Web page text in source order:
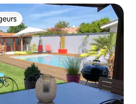
les plus appréciés